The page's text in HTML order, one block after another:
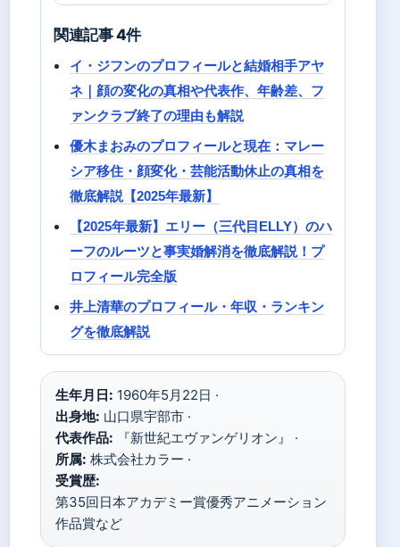
関連記事 4件
イ・ジフンのプロフィールと結婚相手アヤ
ネ｜顔の変化の真相や代表作、年齢差、フ
ァンクラブ終了の理由も解説
優木まおみのプロフィールと現在：マレー
シア移住・顔変化・芸能活動休止の真相を
徹底解説【2025年最新】
【2025年最新】エリー（三代目ELLY）のハ
ーフのルーツと事実婚解消を徹底解説！プ
ロフィール完全版
井上清華のプロフィール・年収・ランキン
グを徹底解説
生年月日: 1960年5月22日 ·
出身地: 山口県宇部市 ·
代表作品: 『新世紀エヴァンゲリオン』 ·
所属: 株式会社カラー ·
受賞歴:
第35回日本アカデミー賞優秀アニメーション
作品賞など